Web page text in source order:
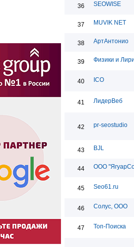
36 SEOWISE
37 MUVIK NET
38 АртАнтонио
39 Физики и
40 ICO
41 ЛидерВеб
42 pr-seostudio
43 BJL
44 ООО
45 Seo61.ru
46 Солус, ООО
47 Топ-Поиска